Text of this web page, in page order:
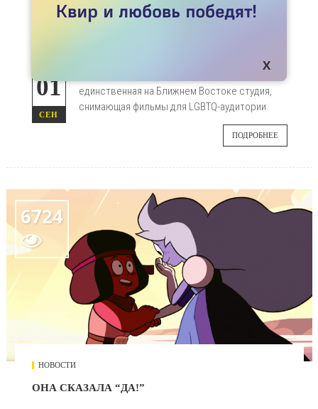
ЕГИПЕТСКИЙ КВИР-ФИЛЬМ «СВАДЬБА»
СЕКРЕТНО ПОКАЗЫВАЮТ НА БЛИЖНЕМ
01
СЕН
единственная на Ближнем Востоке студия,
снимающая фильмы для LGBTQ-аудитории.
ПОДРОБНЕЕ
6724

НОВОСТИ
ОНА СКАЗАЛА “ДА!”